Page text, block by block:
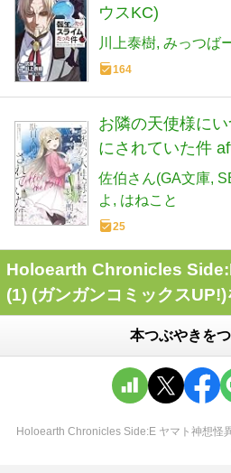
ウスKC)
川上泰樹 みっつば
164
お隣の天使様に
にされていた件
ンコミックスUP!)
佐伯さん(GA文庫
よ
はねこと
25
Holoearth Chronicles
(1) (ガンガンコミックス
本つぶやきを
Holoearth Chronicles Side:E ヤマト神想怪